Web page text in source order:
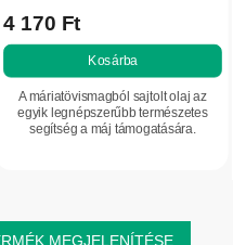
átlagos
értékelése
5-
ből
5,0
csillag.
4 170 Ft
Kosárba
A máriatövismagból sajtolt olaj az
egyik legnépszerűbb természetes
segítség a máj támogatására.
MEGJELENÍTÉSE